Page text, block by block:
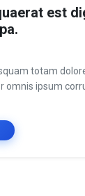
est
totam
omnis ipsum